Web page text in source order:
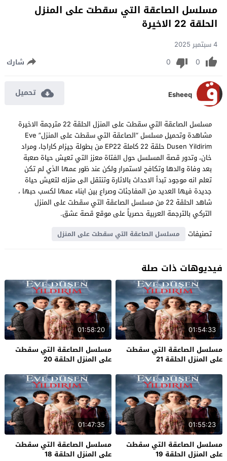
مسلسل الصاعقة التي سقطت على المنزل
الحلقة 22 الاخيرة
4 سبتمبر 2025
0
0 شارك
Esheeq تحميل
مسلسل الصاعقة التي سقطت على المنزل الحلقة 22 مترجمة الاخيرة
مشاهدة وتحميل مسلسل “الصاعقة التي سقطت على المنزل” Eve
Dusen Yildirim حلقة 22 كاملة EP22 من بطولة جيزام كاراجا، ومراد
خان، وتدور قصة المسلسل حول الفتاة معزز التي تعيش حياة صعبة
بعد وفاة والدها وتكافح لاستمرار ولكن عند ظور عمها الذي لم تكن
تعلم انه موجود تبدأ الاحداث بالاثارة وتنتقل الى منزله لتعيش حياة
جديدة فيها العديد من المفاجئات وصراع بين ابناء عمها لكسب حبها ،
شاهد الحلقة 22 من مسلسل الصاعقة التي سقطت على المنزل
التركي بالترجمة العربية حصرياً على موقع قصة عشق.
تصنيفات
مسلسل الصاعقة التي سقطت على المنزل
فيديوهات ذات صلة
01:54:33
مسلسل الصاعقة التي سقطت
على المنزل الحلقة 21
01:58:20
مسلسل الصاعقة التي سقطت
على المنزل الحلقة 20
01:55:23
مسلسل الصاعقة التي سقطت
على المنزل الحلقة 19
01:47:35
مسلسل الصاعقة التي سقطت
على المنزل الحلقة 18